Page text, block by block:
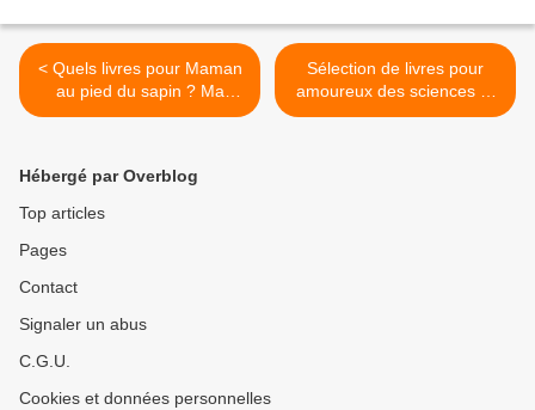
< Quels livres pour Maman
au pied du sapin ? Ma
sélection pour Noël
Sélection de livres pour
amoureux des sciences et
de la nature >
Hébergé par Overblog
Top articles
Pages
Contact
Signaler un abus
C.G.U.
Cookies et données personnelles